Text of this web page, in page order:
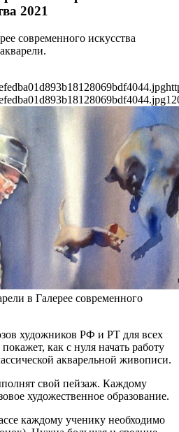
2021
современного искусства
в Галерее современного
художников РФ и РТ для всех
как с нуля начать работу
акварельной живописи.
свой пейзаж. Каждому
художественное образование.
каждому ученику необходимо